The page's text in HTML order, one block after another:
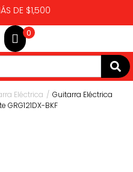
DE $1,500
0
Eléctrica / Guitarra Eléctrica
GRG121DX-BKF